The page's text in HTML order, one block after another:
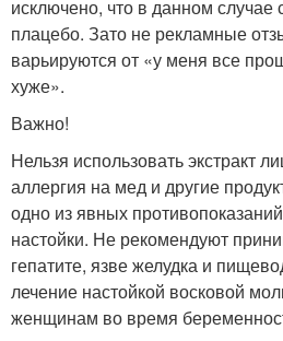
исключено, что в данном
плацебо. Зато не рекламные
варьируются от «у меня все
хуже».
Важно!
Нельзя использовать экстракт
аллергия на мед и другие
одно из явных
настойки. Не рекомендуют
гепатите, язве желудка и
лечение настойкой восковой
женщинам во время